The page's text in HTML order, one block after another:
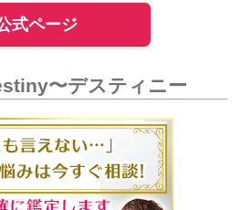
式ページ
〜デスティニー